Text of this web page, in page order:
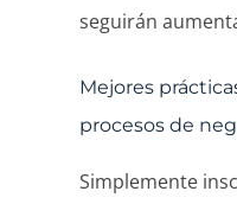
seguirán
Mejores
procesos de
Simplemente